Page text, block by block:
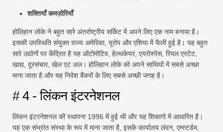
शक्तियाँ कमज़ोरियाँ
होलिहान लोके ने बहुत सारे अंतर्राष्ट्रीय सर्किट में अपने लिए एक नाम बनाया है।
इसकी उपस्थिति संयुक्त राज्य अमेरिका, यूरोप और एशिया में फैली हुई है। यह बहुत
सारे उद्योगों पर केंद्रित है यह ऑटोमोटिव, हेल्थकेयर, एयरोस्पेस, रियल एस्टेट,
खाद्य, दूरसंचार, खेल एट अल। होलिहान लोके को अपने साथियों में सबसे अच्छा
माना जाता है और यह निवेश बैंकरों के लिए सबसे अच्छी जगह है।
# 4 - लिंकन इंटरनेशनल
लिंकन इंटरनेशनल की स्थापना 1996 में हुई थी और यह शिकागो में आधारित है।
यह एक संभ्रांत संस्था के रूप में माना जाता है, इसके कार्यालय लंदन, एम्स्टर्डम,